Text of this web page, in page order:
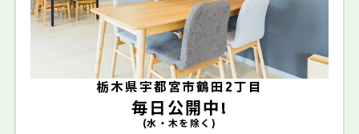
栃木県宇都宮市鶴田2丁目
毎日公開中!
(水・木を除く)